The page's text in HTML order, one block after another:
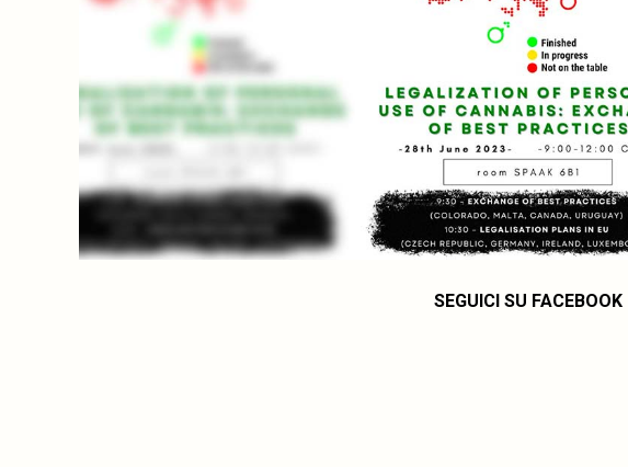
SEGUICI SU FACEBOOK